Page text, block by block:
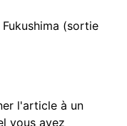
(sortie
l'article à un
vous avez